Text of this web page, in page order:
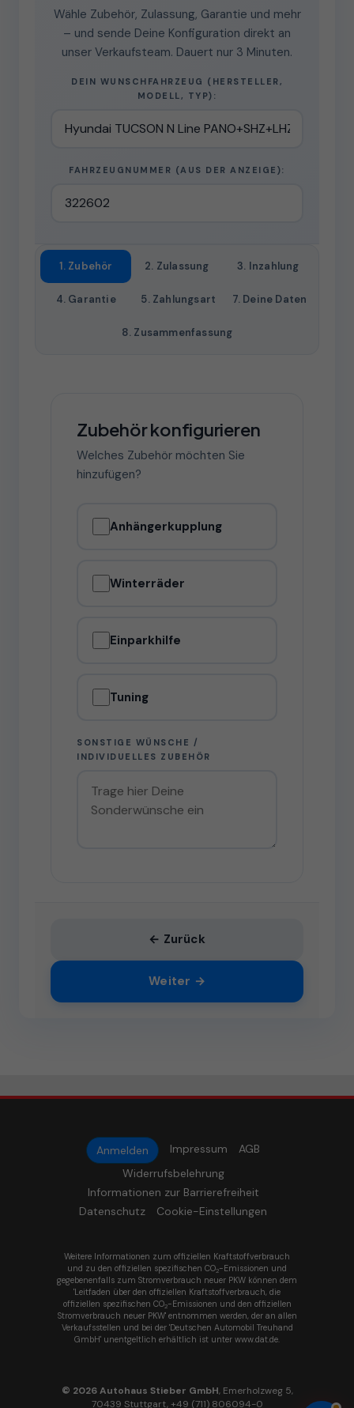
Wähle Zubehör, Zulassung, Garantie und mehr
– und sende Deine Konfiguration direkt an
unser Verkaufsteam. Dauert nur 3 Minuten.
DEIN WUNSCHFAHRZEUG (HERSTELLER,
MODELL, TYP):
FAHRZEUGNUMMER (AUS DER ANZEIGE):
1. Zubehör 2. Zulassung 3. Inzahlung
4. Garantie 5. Zahlungsart 7. Deine Daten
8. Zusammenfassung
Zubehör konfigurieren
Welches Zubehör möchten Sie
hinzufügen?
Anhängerkupplung
Winterräder
Einparkhilfe
Tuning
SONSTIGE WÜNSCHE /
INDIVIDUELLES ZUBEHÖR
← Zurück
Weiter →
Anmelden Impressum
AGB
Widerrufsbelehrung
Informationen zur Barrierefreiheit
Datenschutz
Cookie-Einstellungen
Weitere Informationen zum offiziellen Kraftstoffverbrauch
und zu den offiziellen spezifischen CO2-Emissionen und
gegebenenfalls zum Stromverbrauch neuer PKW können dem
'Leitfaden über den offiziellen Kraftstoffverbrauch, die
offiziellen spezifischen CO2-Emissionen und den offiziellen
Stromverbrauch neuer PKW' entnommen werden, der an allen
Verkaufsstellen und bei der 'Deutschen Automobil Treuhand
GmbH' unentgeltlich erhältlich ist unter www.dat.de.
© 2026Autohaus Stieber GmbH, Emerholzweg 5,
70439 Stuttgart,+49 (711) 806094-0